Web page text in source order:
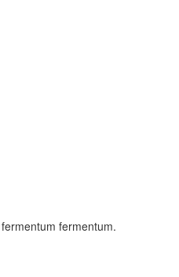
fermentum.